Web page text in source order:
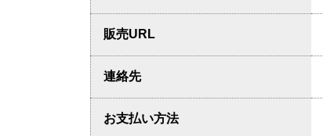
販売URL
連絡先
お支払い方法